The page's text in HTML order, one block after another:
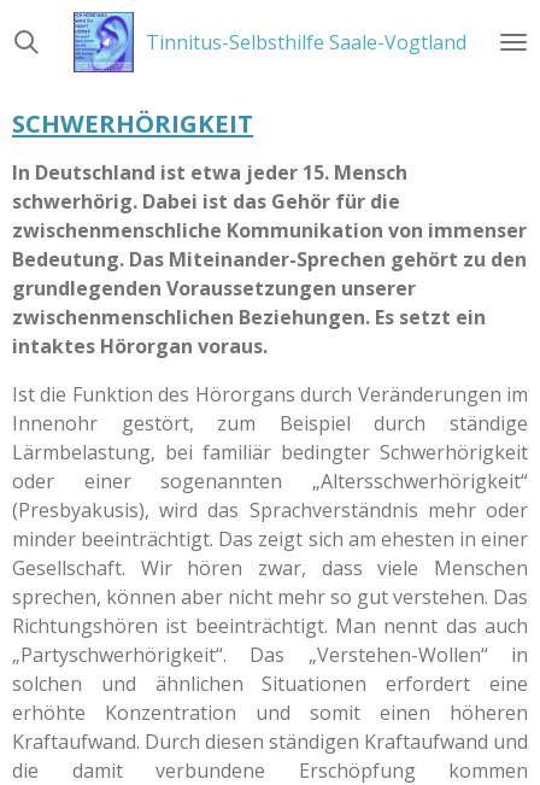
Hauptinhalt
Tinnitus-Selbsthilfe Saale-Vogtland
SCHWERHÖRIGKEIT
In Deutschland ist etwa jeder 15. Mensch
schwerhörig. Dabei ist das Gehör für die
zwischenmenschliche Kommunikation von immenser
Bedeutung. Das Miteinander-Sprechen gehört zu den
grundlegenden Voraussetzungen unserer
zwischenmenschlichen Beziehungen. Es setzt ein
intaktes Hörorgan voraus.
Ist die Funktion des Hörorgans durch Veränderungen im
Innenohr gestört, zum Beispiel durch ständige
Lärmbelastung, bei familiär bedingter Schwerhörigkeit
oder einer sogenannten „Altersschwerhörigkeit“
(Presbyakusis), wird das Sprachverständnis mehr oder
minder beeinträchtigt. Das zeigt sich am ehesten in einer
Gesellschaft. Wir hören zwar, dass viele Menschen
sprechen, können aber nicht mehr so gut verstehen. Das
Richtungshören ist beeinträchtigt. Man nennt das auch
„Partyschwerhörigkeit“. Das „Verstehen-Wollen“ in
solchen und ähnlichen Situationen erfordert eine
erhöhte Konzentration und somit einen höheren
Kraftaufwand. Durch diesen ständigen Kraftaufwand und
die damit verbundene Erschöpfung kommen